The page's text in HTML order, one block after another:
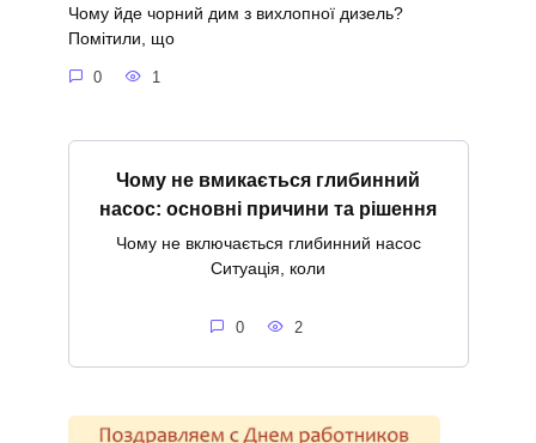
Чому йде чорний дим з вихлопної дизель?
Помітили, що
0 1
Чому не вмикається глибинний
насос: основні причини та рішення
Чому не включається глибинний насос
Ситуація, коли
0 2